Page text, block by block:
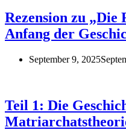
Rezension zu „Die
Anfang der
September 9, 2025
Teil 1: Die